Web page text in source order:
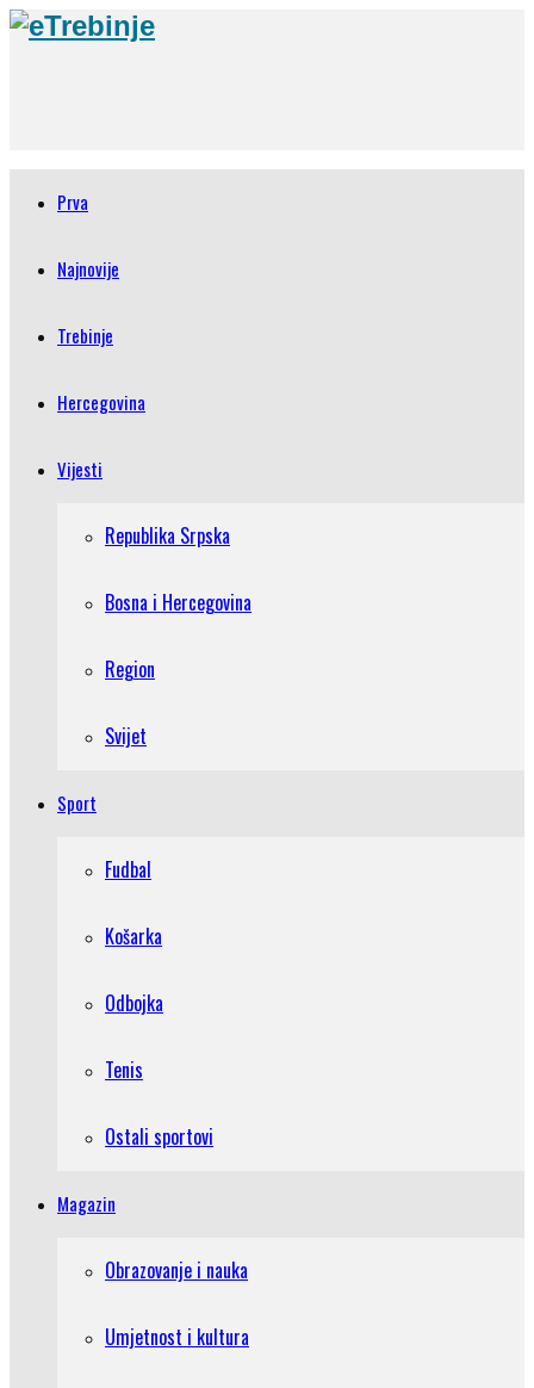
Prva
Najnovije
Trebinje
Hercegovina
Vijesti
Republika Srpska
Bosna i Hercegovina
Region
Svijet
Sport
Fudbal
Košarka
Odbojka
Tenis
Ostali sportovi
Magazin
Obrazovanje i nauka
Umjetnost i kultura